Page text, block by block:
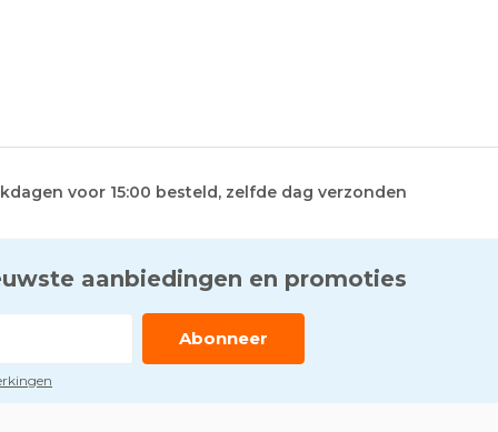
voor 15:00 besteld, zelfde dag verzonden
aanbiedingen en promoties
Abonneer